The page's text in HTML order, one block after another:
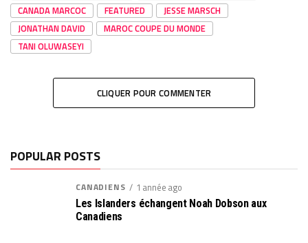
CANADA MARCOC
FEATURED
JESSE MARSCH
JONATHAN DAVID
MAROC COUPE DU MONDE
TANI OLUWASEYI
CLIQUER POUR COMMENTER
POPULAR POSTS
CANADIENS 1 année ago
Les Islanders échangent Noah Dobson aux
Canadiens